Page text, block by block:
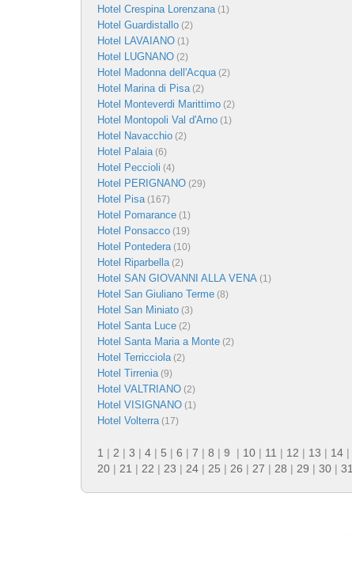
Hotel Crespina Lorenzana(1)
Hotel Guardistallo (2)
Hotel LAVAIANO (1)
Hotel LUGNANO (2)
Hotel Madonna dell'Acqua(2)
Hotel Marina di Pisa(2)
Hotel Monteverdi Marittimo (2)
Hotel Montopoli Val d'Arno (1)
Hotel Navacchio (2)
Hotel Palaia(6)
Hotel Peccioli (4)
Hotel PERIGNANO (29)
Hotel Pisa(167)
Hotel Pomarance (1)
Hotel Ponsacco (19)
Hotel Pontedera(10)
Hotel Riparbella(2)
Hotel SAN GIOVANNI ALLA VENA (1)
Hotel San Giuliano Terme (8)
Hotel San Miniato (3)
Hotel Santa Luce (2)
Hotel Santa Maria a Monte (2)
Hotel Terricciola(2)
Hotel Tirrenia(9)
Hotel VALTRIANO (2)
Hotel VISIGNANO (1)
Hotel Volterra(17)
1 | 2 | 3 | 4 | 5 | 6 | 7 | 8 | 9 | 10 | 11 | 12 | 13 | 14 |
20 | 21 | 22 | 23 | 24 | 25 | 26 | 27 | 28 | 29 | 30 | 31